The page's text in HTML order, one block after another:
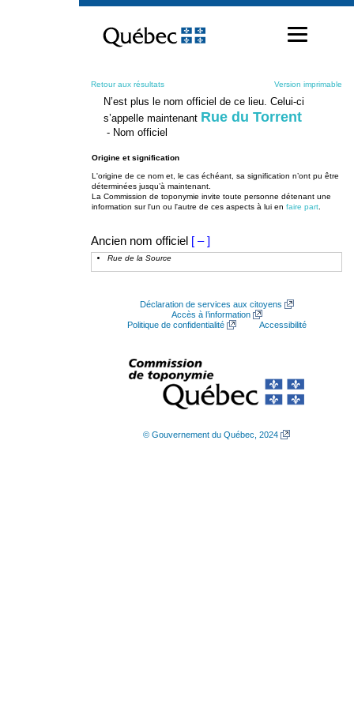
contenu
Retour aux résultats Version imprimable
N’est plus le nom officiel de ce lieu. Celui-ci
s’appelle maintenant Rue du Torrent
- Nom officiel
Origine et signification
L'origine de ce nom et, le cas échéant, sa signification n’ont pu être
déterminées jusqu’à maintenant.
La Commission de toponymie invite toute personne détenant une
information sur l'un ou l'autre de ces aspects à lui en faire part
Ancien nom officiel [ – ]
Rue de la Source
Déclaration de services aux citoyens
Accès à l’information
Politique de confidentialité
Accessibilité
© Gouvernement du Québec, 2024